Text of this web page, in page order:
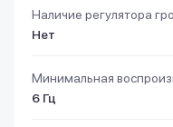
Наличие регулятора
Нет
Минимальная
6 Гц